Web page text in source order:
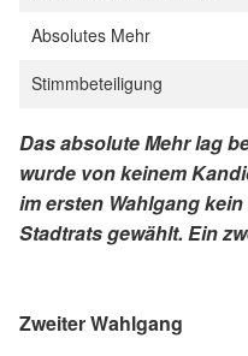
Absolutes Mehr
Stimmbeteiligung
Das absolute Mehr lag
wurde von keinem
im ersten Wahlgang
Stadtrats gewählt. Ein
Zweiter Wahlgang